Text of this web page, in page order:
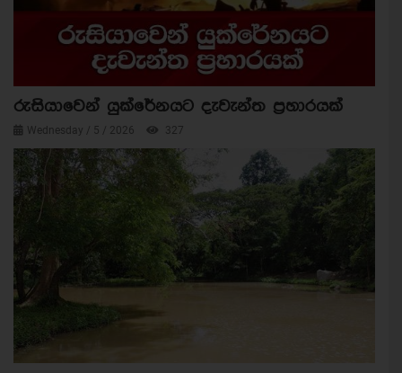
රුසියාවෙන් යුක්රේනයට දැවැන්ත ප්‍රහාරයක්
Wednesday / 5 / 2026 327